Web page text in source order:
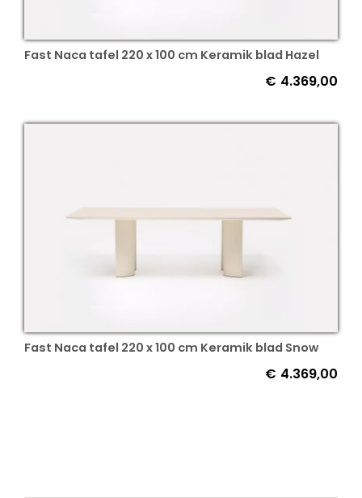
Fast Naca tafel 220 x 100 cm Keramik blad Hazel
€ 4.369,00
Fast Naca tafel 220 x 100 cm Keramik blad Snow
€ 4.369,00